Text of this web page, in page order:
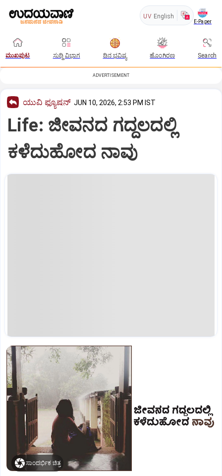
UV English
E-Paper
ಮುಖಪುಟ ಸುದ್ದಿ ವಿಭಾಗ ದಿನ ಭವಿಷ್ಯ ಹೊಂಗಿರಣ Search
ADVERTISEMENT
ಯುವಿ ಫ್ಯೂಷನ್ JUN 10, 2026, 2:53 PM IST
Life: ಜೀವನದ ಗದ್ದಲದಲ್ಲಿ
ಕಳೆದುಹೋದ ನಾವು
ಸಾಂದರ್ಭಿಕ ಚಿತ್ರ